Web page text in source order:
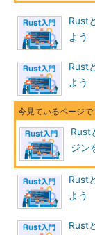
Rust
よう
Rust
よう
Rust
ジン
Rust
よう
Rust